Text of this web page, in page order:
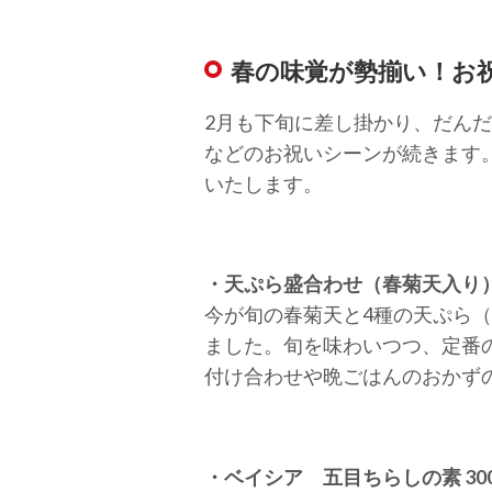
春の味覚が勢揃い！お
2月も下旬に差し掛かり、だん
などのお祝いシーンが続きま
いたします。
・天ぷら盛合わせ（春菊天入
今が旬の春菊天と4種の天ぷら
ました。旬を味わいつつ、定
付け合わせや晩ごはんのおかず
・ベイシア 五目ちらしの素